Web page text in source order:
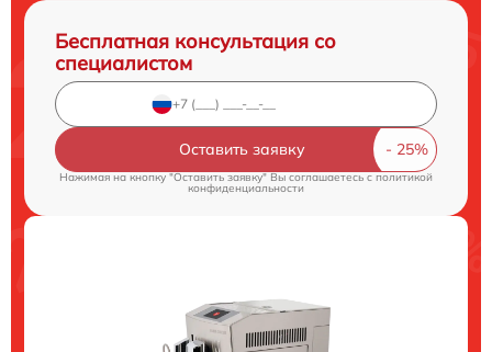
Бесплатная консультация со
специалистом
Оставить заявку
Нажимая на кнопку "Оставить заявку" Вы соглашаетесь cполитикой
конфиденциальности